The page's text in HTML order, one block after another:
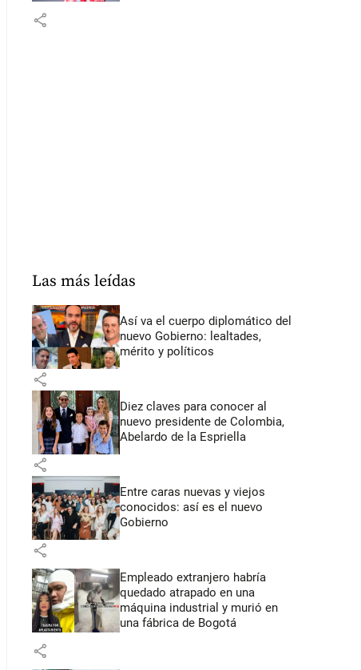
share
Las más leídas
Así va el cuerpo diplomático del
nuevo Gobierno: lealtades,
mérito y políticos
share
Diez claves para conocer al
nuevo presidente de Colombia,
Abelardo de la Espriella
share
Entre caras nuevas y viejos
conocidos: así es el nuevo
Gobierno
share
Empleado extranjero habría
quedado atrapado en una
máquina industrial y murió en
una fábrica de Bogotá
share